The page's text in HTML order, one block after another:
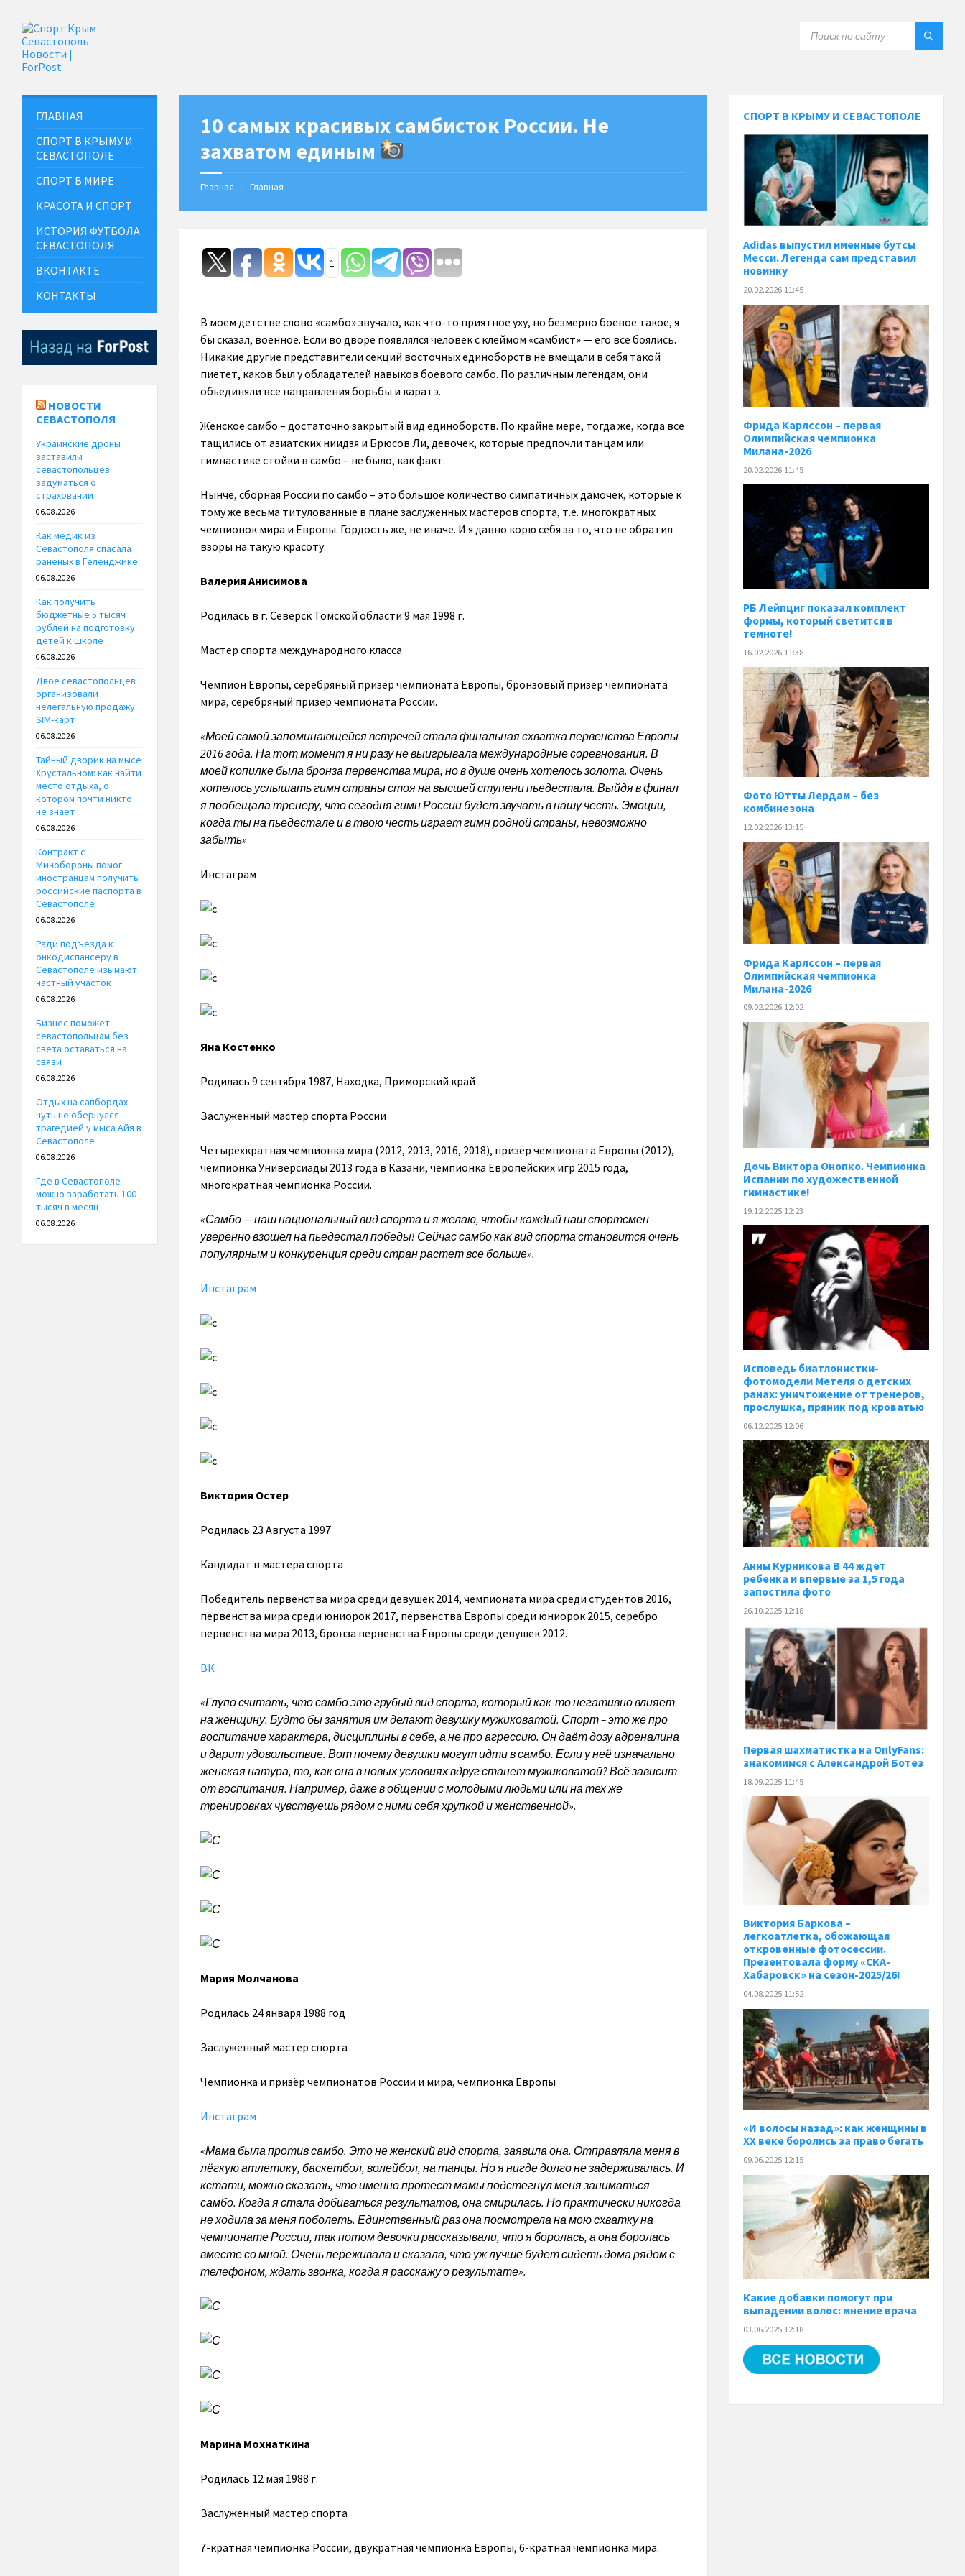
10 самых красивых самбисток России. Не
захватом единым
Главная Главная
1
В моем детстве слово «самбо» звучало, как что-то приятное уху, но безмерно боевое такое, я
бы сказал, военное. Если во дворе появлялся человек с клеймом «самбист» — его все боялись.
Никакие другие представители секций восточных единоборств не вмещали в себя такой
пиетет, каков был у обладателей навыков боевого самбо. По различным легендам, они
объединяли все направления борьбы и каратэ.
Женское самбо – достаточно закрытый вид единоборств. По крайне мере, тогда же, когда все
тащились от азиатских ниидзя и Брюсов Ли, девочек, которые предпочли танцам или
гимнастике стойки в самбо – не было, как факт.
Нынче, сборная России по самбо – это большое количество симпатичных дамочек, которые к
тому же весьма титулованные в плане заслуженных мастеров спорта, т.е. многократных
чемпионок мира и Европы. Гордость же, не иначе. И я давно корю себя за то, что не обратил
взоры на такую красоту.
Валерия Анисимова
Родилась в г. Северск Томской области 9 мая 1998 г.
Мастер спорта международного класса
Чемпион Европы, серебряный призер чемпионата Европы, бронзовый призер чемпионата
мира, серебряный призер чемпионата России.
«Моей самой запоминающейся встречей стала финальная схватка первенства Европы
2016 года. На тот момент я ни разу не выигрывала международные соревнования. В
моей копилке была бронза первенства мира, но в душе очень хотелось золота. Очень
хотелось услышать гимн страны стоя на высшей ступени пьедестала. Выйдя в финал
я пообещала тренеру, что сегодня гимн России будет звучать в нашу честь. Эмоции,
когда ты на пьедестале и в твою честь играет гимн родной страны, невозможно
забыть»
Инстаграм
Яна Костенко
Родилась 9 сентября 1987, Находка, Приморский край
Заслуженный мастер спорта России
Четырёхкратная чемпионка мира (2012, 2013, 2016, 2018), призёр чемпионата Европы (2012),
чемпионка Универсиады 2013 года в Казани, чемпионка Европейских игр 2015 года,
многократная чемпионка России.
«Самбо — наш национальный вид спорта и я желаю, чтобы каждый наш спортсмен
уверенно взошел на пьедестал победы! Сейчас самбо как вид спорта становится очень
популярным и конкуренция среди стран растет все больше».
Инстаграм
Виктория Остер
Родилась 23 Августа 1997
Кандидат в мастера спорта
Победитель первенства мира среди девушек 2014, чемпионата мира среди студентов 2016,
первенства мира среди юниорок 2017, первенства Европы среди юниорок 2015, серебро
первенства мира 2013, бронза первенства Европы среди девушек 2012.
ВК
«Глупо считать, что самбо это грубый вид спорта, который как-то негативно влияет
на женщину. Будто бы занятия им делают девушку мужиковатой. Спорт – это же про
воспитание характера, дисциплины в себе, а не про агрессию. Он даёт дозу адреналина
и дарит удовольствие. Вот почему девушки могут идти в самбо. Если у неё изначально
женская натура, то, как она в новых условиях вдруг станет мужиковатой? Всё зависит
от воспитания. Например, даже в общении с молодыми людьми или на тех же
тренировках чувствуешь рядом с ними себя хрупкой и женственной».
Мария Молчанова
Родилась 24 января 1988 год
Заслуженный мастер спорта
Чемпионка и призёр чемпионатов России и мира, чемпионка Европы
Инстаграм
«Мама была против самбо. Это не женский вид спорта, заявила она. Отправляла меня в
лёгкую атлетику, баскетбол, волейбол, на танцы. Но я нигде долго не задерживалась. И
кстати, можно сказать, что именно протест мамы подстегнул меня заниматься
самбо. Когда я стала добиваться результатов, она смирилась. Но практически никогда
не ходила за меня поболеть. Единственный раз она посмотрела на мою схватку на
чемпионате России, так потом девочки рассказывали, что я боролась, а она боролась
вместе со мной. Очень переживала и сказала, что уж лучше будет сидеть дома рядом с
телефоном, ждать звонка, когда я расскажу о результате».
Марина Мохнаткина
Родилась 12 мая 1988 г.
Заслуженный мастер спорта
7-кратная чемпионка России, двукратная чемпионка Европы, 6-кратная чемпионка мира.
ГЛАВНАЯ
СПОРТ В КРЫМУ И
СЕВАСТОПОЛЕ
СПОРТ В МИРЕ
КРАСОТА И СПОРТ
ИСТОРИЯ ФУТБОЛА
СЕВАСТОПОЛЯ
ВКОНТАКТЕ
КОНТАКТЫ
НОВОСТИ
СЕВАСТОПОЛЯ
Украинские дроны
заставили
севастопольцев
задуматься о
страховании
06.08.2026
Как медик из
Севастополя спасала
раненых в Геленджике
06.08.2026
Как получить
бюджетные 5 тысяч
рублей на подготовку
детей к школе
06.08.2026
Двое севастопольцев
организовали
нелегальную продажу
SIM-карт
06.08.2026
Тайный дворик на мысе
Хрустальном: как найти
место отдыха, о
котором почти никто
не знает
06.08.2026
Контракт с
Минобороны помог
иностранцам получить
российские паспорта в
Севастополе
06.08.2026
Ради подъезда к
онкодиспансеру в
Севастополе изымают
частный участок
06.08.2026
Бизнес поможет
севастопольцам без
света оставаться на
связи
06.08.2026
Отдых на сапбордах
чуть не обернулся
трагедией у мыса Айя в
Севастополе
06.08.2026
Где в Севастополе
можно заработать 100
тысяч в месяц
06.08.2026
СПОРТ В КРЫМУ И СЕВАСТОПОЛЕ
Adidas выпустил именные бутсы
Месси. Легенда сам представил
новинку
20.02.2026 11:45
Фрида Карлссон – первая
Олимпийская чемпионка
Милана-2026
20.02.2026 11:45
РБ Лейпциг показал комплект
формы, который светится в
темноте!
16.02.2026 11:38
Фото Ютты Лердам – без
комбинезона
12.02.2026 13:15
Фрида Карлссон – первая
Олимпийская чемпионка
Милана-2026
09.02.2026 12:02
Дочь Виктора Онопко. Чемпионка
Испании по художественной
гимнастике!
19.12.2025 12:23
Исповедь биатлонистки-
фотомодели Метеля о детских
ранах: уничтожение от тренеров,
прослушка, пряник под кроватью
06.12.2025 12:06
Анны Курникова В 44 ждет
ребенка и впервые за 1,5 года
запостила фото
26.10.2025 12:18
Первая шахматистка на OnlyFans:
знакомимся с Александрой Ботез
18.09.2025 11:45
Виктория Баркова –
легкоатлетка, обожающая
откровенные фотосессии.
Презентовала форму «СКА-
Хабаровск» на сезон-2025/26!
04.08.2025 11:52
«И волосы назад»: как женщины в
XX веке боролись за право бегать
09.06.2025 12:15
Какие добавки помогут при
выпадении волос: мнение врача
03.06.2025 12:18